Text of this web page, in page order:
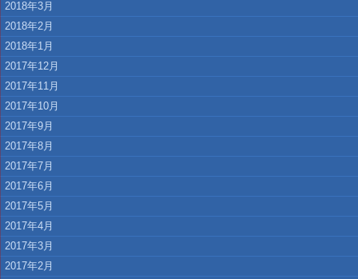
2018年3月
2018年2月
2018年1月
2017年12月
2017年11月
2017年10月
2017年9月
2017年8月
2017年7月
2017年6月
2017年5月
2017年4月
2017年3月
2017年2月